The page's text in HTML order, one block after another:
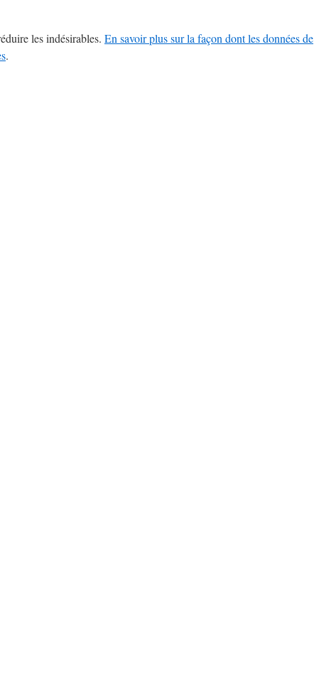
les indésirables. En savoir plus sur la façon dont les données de
.